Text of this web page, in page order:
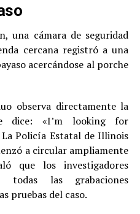
una cámara de seguridad
cercana registró a una
acercándose al porche
observa directamente la
dice: «I’m looking for
La Policía Estatal de Illinois
a circular ampliamente
que los investigadores
todas las grabaciones
pruebas del caso.